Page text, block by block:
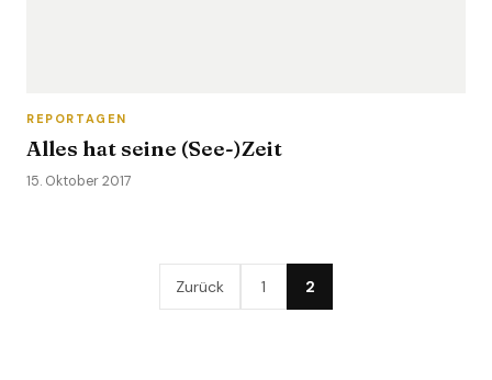
REPORTAGEN
Alles hat seine (See-)Zeit
15. Oktober 2017
Zurück 1 2